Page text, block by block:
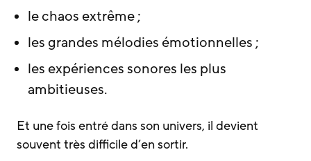
le chaos extrême ;
les grandes mélodies émotionnelles ;
les expériences sonores les plus
ambitieuses.
Et une fois entré dans son univers, il devient
souvent très difficile d’en sortir.